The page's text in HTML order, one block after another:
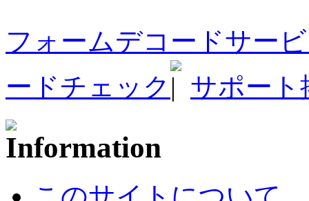
フォームデコードサー
ードチェック
サポート